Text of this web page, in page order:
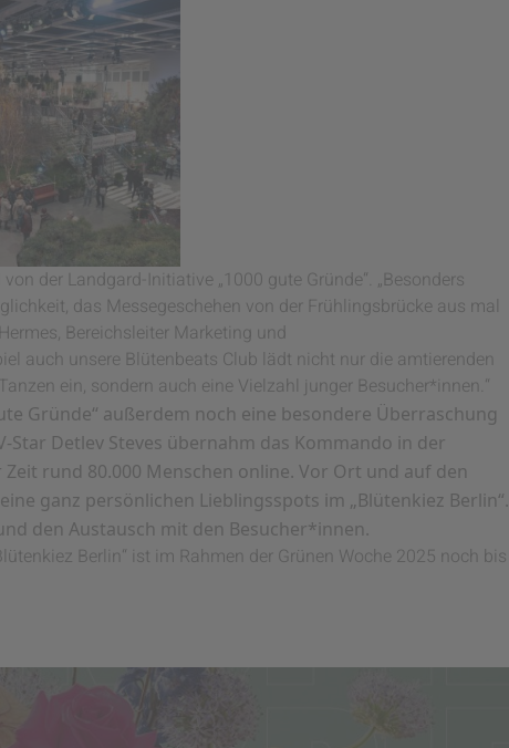
der Landgard-Initiative „1000 gute Gründe“. „Besonders
das Messegeschehen von der Frühlingsbrücke aus mal
Bereichsleiter Marketing und
auch unsere Blütenbeats Club lädt nicht nur die amtierenden
ein, sondern auch eine Vielzahl junger Besucher*innen.“
Gründe“ außerdem noch eine besondere Überraschung
Detlev Steves übernahm das Kommando in der
rund 80.000 Menschen online. Vor Ort und auf den
ganz persönlichen Lieblingsspots im „Blütenkiez Berlin“.
den Austausch mit den Besucher*innen.
Berlin“ ist im Rahmen der Grünen Woche 2025 noch bis